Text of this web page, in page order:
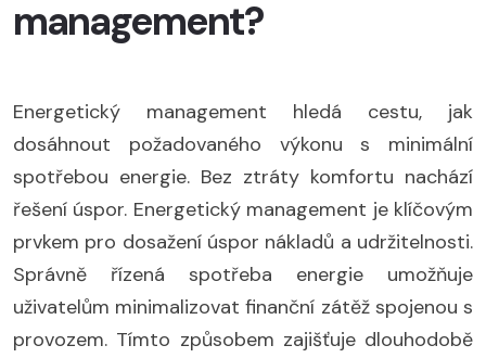
management?
Energetický management hledá cestu, jak
dosáhnout požadovaného výkonu s minimální
spotřebou energie. Bez ztráty komfortu nachází
řešení úspor. Energetický management je klíčovým
prvkem pro dosažení úspor nákladů a udržitelnosti.
Správně řízená spotřeba energie umožňuje
uživatelům minimalizovat finanční zátěž spojenou s
provozem. Tímto způsobem zajišťuje dlouhodobě